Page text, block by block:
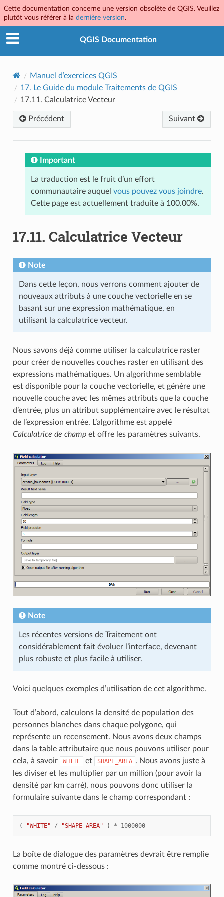
Cette documentation concerne une version obsolète de QGIS. Veuillez
plutôt vous référer à la dernière version.
QGIS Documentation
Manuel d’exercices QGIS
17. Le Guide du module Traitements de QGIS
17.11. Calculatrice Vecteur
Précédent Suivant
Important
La traduction est le fruit d’un effort
communautaire auquel vous pouvez vous joindre.
Cette page est actuellement traduite à 100.00%.
17.11. Calculatrice Vecteur
Note
Dans cette leçon, nous verrons comment ajouter de
nouveaux attributs à une couche vectorielle en se
basant sur une expression mathématique, en
utilisant la calculatrice vecteur.
Nous savons déjà comme utiliser la calculatrice raster
pour créer de nouvelles couches raster en utilisant des
expressions mathématiques. Un algorithme semblable
est disponible pour la couche vectorielle, et génère une
nouvelle couche avec les mêmes attributs que la couche
d’entrée, plus un attribut supplémentaire avec le résultat
de l’expression entrée. L’algorithme est appelé
Calculatrice de champet offre les paramètres suivants.
Note
Les récentes versions de Traitement ont
considérablement fait évoluer l’interface, devenant
plus robuste et plus facile à utiliser.
Voici quelques exemples d’utilisation de cet algorithme.
Tout d’abord, calculons la densité de population des
personnes blanches dans chaque polygone, qui
représente un recensement. Nous avons deux champs
dans la table attributaire que nous pouvons utiliser pour
cela, à savoir
WHITE et SHAPE_AREA . Nous avons juste à
les diviser et les multiplier par un million (pour avoir la
densité par km carré), nous pouvons donc utiliser la
formulaire suivante dans le champ correspondant :
( "WHITE" / "SHAPE_AREA" ) * 1000000
La boîte de dialogue des paramètres devrait être remplie
comme montré ci-dessous :